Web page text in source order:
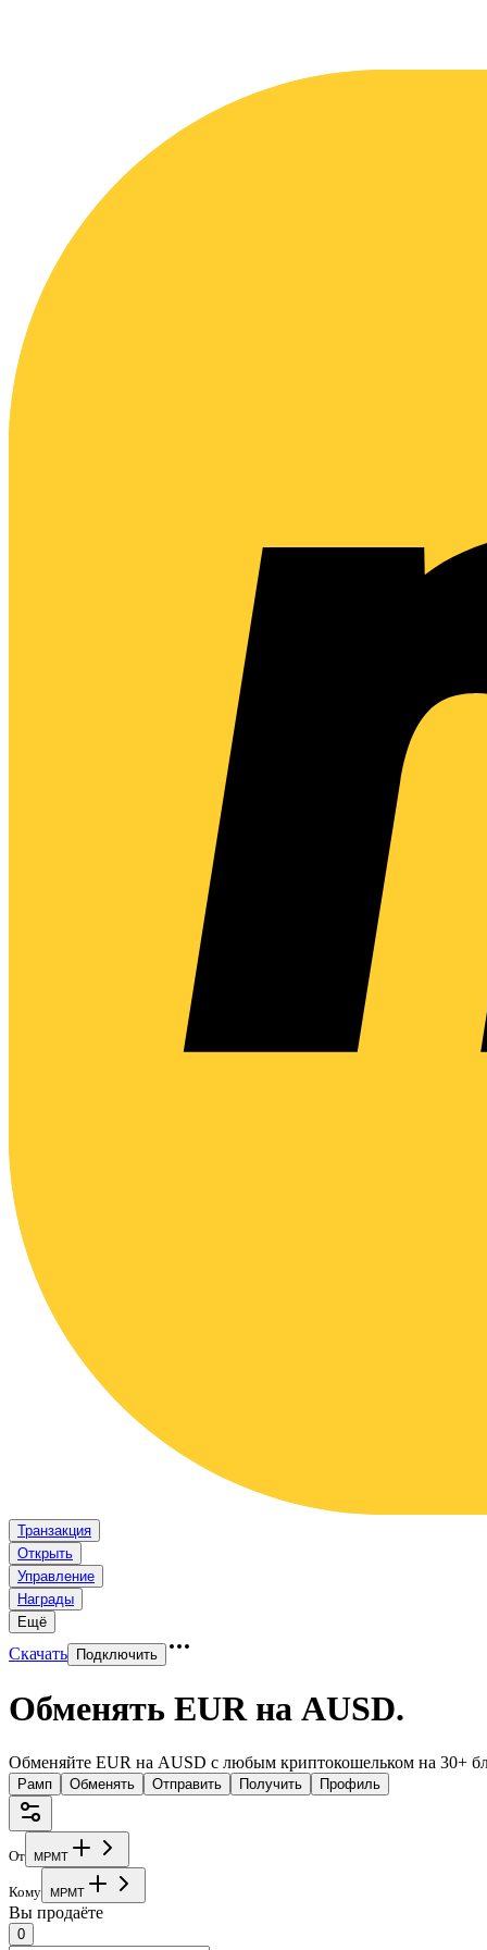
Транзакция
Открыть
Управление
Награды
Ещё
Скачать Подключить
Обменять EUR на AUSD.
Обменяйте EUR на AUSD с любым криптокошельком на 30+
Рамп Обменять Отправить Получить Профиль
От MPMT
Кому MPMT
Вы продаёте
0